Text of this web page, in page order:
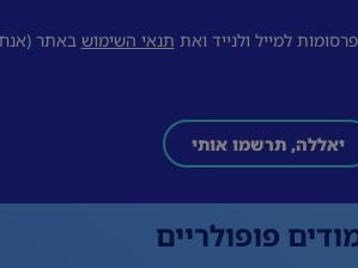
למייל ולנייד ואת תנאי השימוש באתר
יאללה, תרשמו אותי
פופולריים